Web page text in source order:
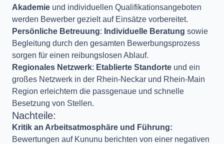
Akademie und individuellen Qualifikationsangeboten
werden Bewerber gezielt auf Einsätze vorbereitet.
Persönliche Betreuung: Individuelle Beratung sowie
Begleitung durch den gesamten Bewerbungsprozess
sorgen für einen reibungslosen Ablauf.
Regionales Netzwerk: Etablierte Standorte und ein
großes Netzwerk in der Rhein-Neckar und Rhein-Main
Region erleichtern die passgenaue und schnelle
Besetzung von Stellen.
Nachteile:
Kritik an Arbeitsatmosphäre und Führung:
Bewertungen auf Kununu berichten von einer negativen